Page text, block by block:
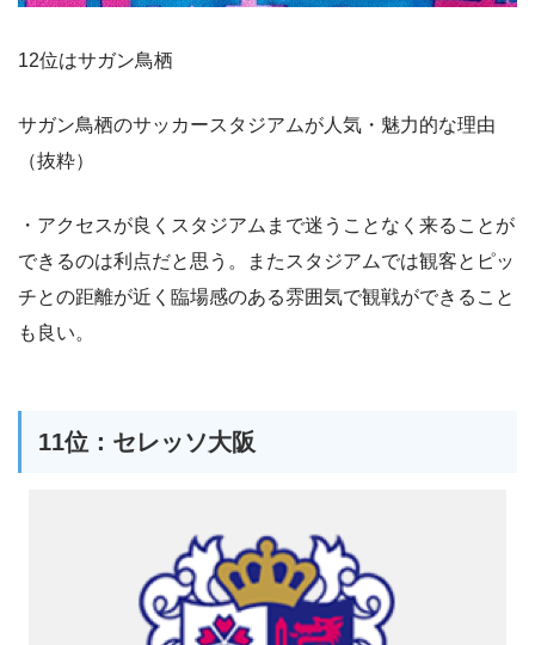
12位はサガン鳥栖
サガン鳥栖のサッカースタジアムが人気・魅力的な理由
（抜粋）
・アクセスが良くスタジアムまで迷うことなく来ることが
できるのは利点だと思う。またスタジアムでは観客とピッ
チとの距離が近く臨場感のある雰囲気で観戦ができること
も良い。
11位：セレッソ大阪